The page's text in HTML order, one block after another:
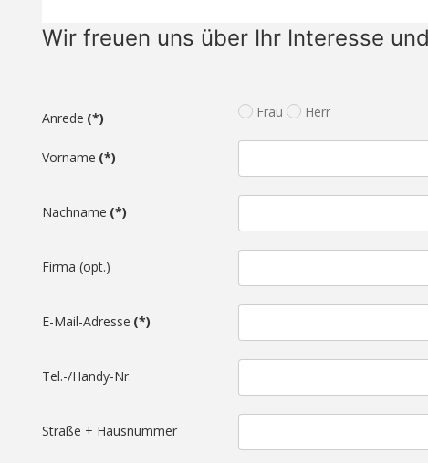
Wir freuen uns über Ihr Interesse
Anrede (*) Frau Herr
Vorname (*)
Nachname (*)
Firma (opt.)
E-Mail-Adresse (*)
Tel.-/Handy-Nr.
Straße + Hausnummer